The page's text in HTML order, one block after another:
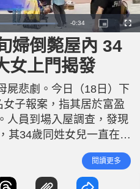
R
e
m
i
n
i
-0:34
P
i
t
u
-
P
i
c
t
u
e
F
u
婦倒斃屋內 34
女上門揭發
屍悲劇。今日（18日）下
子報案，指其居於富盈
人員到場入屋調查，發現
其34歲同姓女兒一直在旁
死者生前有糖尿病、高
有精神問題。自2024年丈
居於富盈樓中層單位，42
閱讀更多